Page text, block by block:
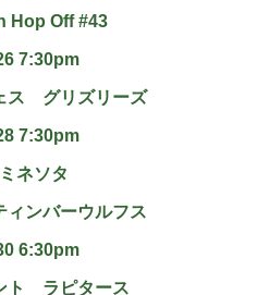
Hop Off #43
7:30pm
ス グリズリーズ
7:30pm
ネソタ
ーウルフス
6:30pm
ト ラピタース